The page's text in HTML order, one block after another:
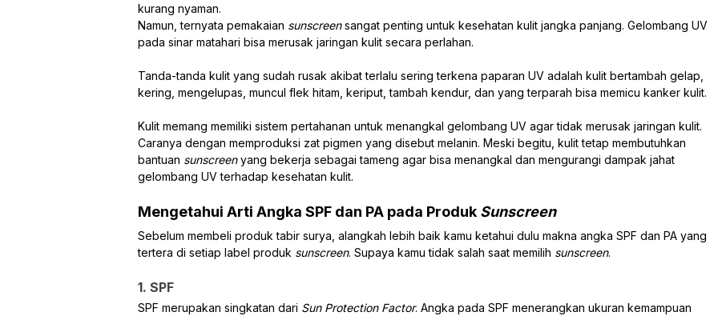
kurang nyaman.
Namun, ternyata pemakaian sunscreensangat penting untuk kesehatan kulit jangka panjang. Gelombang UV
pada sinar matahari bisa merusak jaringan kulit secara perlahan.
Tanda-tanda kulit yang sudah rusak akibat terlalu sering terkena paparan UV adalah kulit bertambah gelap,
kering, mengelupas, muncul flek hitam, keriput, tambah kendur, dan yang terparah bisa memicu kanker kulit.
Kulit memang memiliki sistem pertahanan untuk menangkal gelombang UV agar tidak merusak jaringan kulit.
Caranya dengan memproduksi zat pigmen yang disebut melanin. Meski begitu, kulit tetap membutuhkan
bantuan sunscreenyang bekerja sebagai tameng agar bisa menangkal dan mengurangi dampak jahat
gelombang UV terhadap kesehatan kulit.
Mengetahui Arti Angka SPF dan PA pada Produk Sunscreen
Sebelum membeli produk tabir surya, alangkah lebih baik kamu ketahui dulu makna angka SPF dan PA yang
tertera di setiap label produk sunscreen. Supaya kamu tidak salah saat memilih sunscreen.
1. SPF
SPF merupakan singkatan dari Sun Protection Factor. Angka pada SPF menerangkan ukuran kemampuan